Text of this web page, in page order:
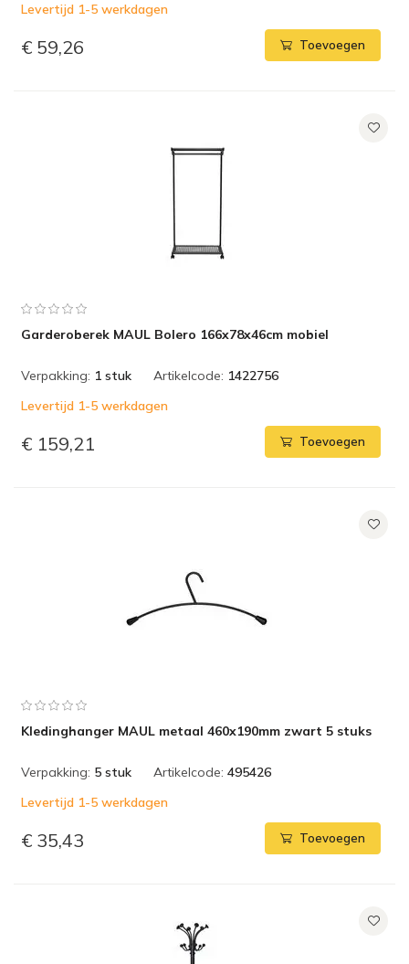
Levertijd 1-5 werkdagen
€ 59,26 Toevoegen
Garderoberek MAUL Bolero 166x78x46cm mobiel
Verpakking: 1 stuk Artikelcode: 1422756
Levertijd 1-5 werkdagen
€ 159,21 Toevoegen
Kledinghanger MAUL metaal 460x190mm zwart 5 stuks
Verpakking: 5 stuk Artikelcode: 495426
Levertijd 1-5 werkdagen
€ 35,43 Toevoegen